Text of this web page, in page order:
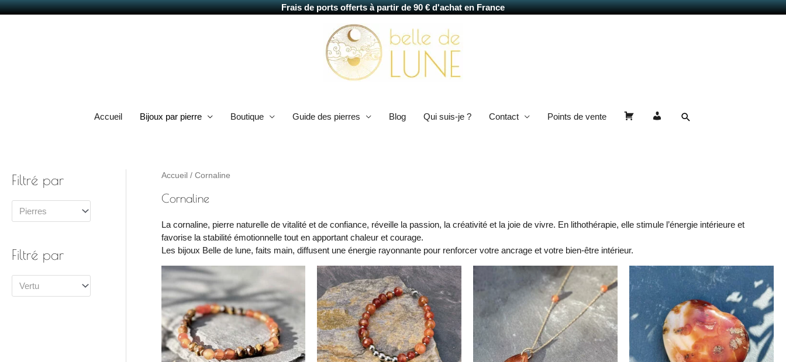
Frais de ports offerts à partir de 90 € d'achat en France
Aller
Accueil Bijoux par pierre Boutique Guide des pierres Blog Qui suis-je ? Contact
Points de vente
Rechercher
Filtré par
Pierres
Filtré par
Vertu
Accueil / Cornaline
Cornaline
La cornaline, pierre naturelle de vitalité et de confiance, réveille la passion, la créativité et la joie de vivre. En lithothérapie, elle stimule l’énergie intérieure et
favorise la stabilité émotionnelle tout en apportant chaleur et courage.
Les bijoux Belle de lune, faits main, diffusent une énergie rayonnante pour renforcer votre ancrage et votre bien-être intérieur.